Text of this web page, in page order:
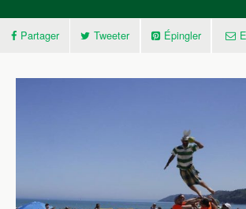
Partager Tweeter Épingler